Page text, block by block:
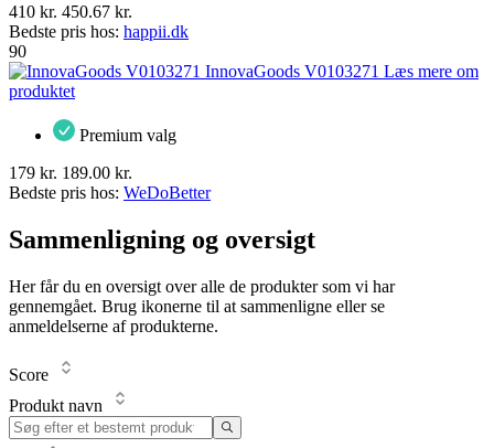
410 kr. 450.67 kr.
Bedste pris hos: happii.dk
90
InnovaGoods V0103271 Læs mere om
produktet
Premium valg
179 kr. 189.00 kr.
Bedste pris hos: WeDoBetter
Sammenligning og oversigt
Her får du en oversigt over alle de produkter som vi har
gennemgået. Brug ikonerne til at sammenligne eller se
anmeldelserne af produkterne.
Score
Produkt navn